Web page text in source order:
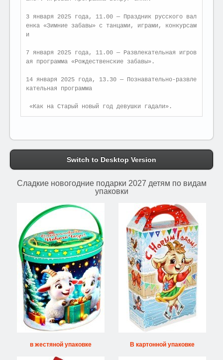
3 января 2025 года, 11.00 — Праздник русского вал
енка «Зимние забавы» с танцами, играми, конкурсам
и
7 января 2025 года, 11.00 — Развлекательная игров
ая программа «Рождественские забавы».
14 января 2025 года, 13.30 — Познавательно-развле
кательная программа
«Как на Старый новый год девушки гадали».
Switch to Desktop Version
Сладкие новогодние подарки 2027 детям по видам
упаковки
в жестяной упаковке В картонной упаковке